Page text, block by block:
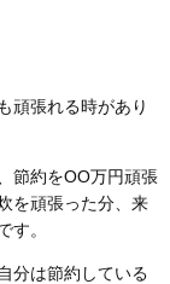
頑張れる時があり
節約をOO万円頑張
を頑張った分、来
す。
分は節約している